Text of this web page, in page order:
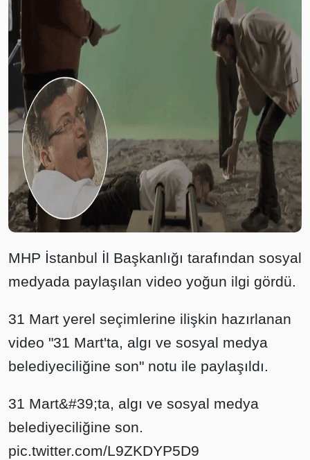
MHP İstanbul İl Başkanlığı tarafından sosyal
medyada paylaşılan video yoğun ilgi gördü.
31 Mart yerel seçimlerine ilişkin hazırlanan
video "31 Mart'ta, algı ve sosyal medya
belediyeciliğine son" notu ile paylaşıldı.
31 Mart&#39;ta, algı ve sosyal medya
belediyeciliğine son.
pic.twitter.com/L9ZKDYP5D9